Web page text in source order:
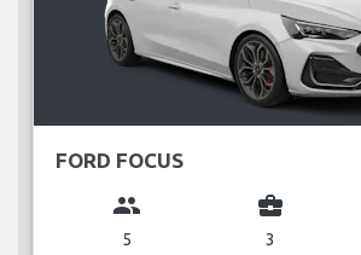
FORD FOCUS
group
5
business_center
3